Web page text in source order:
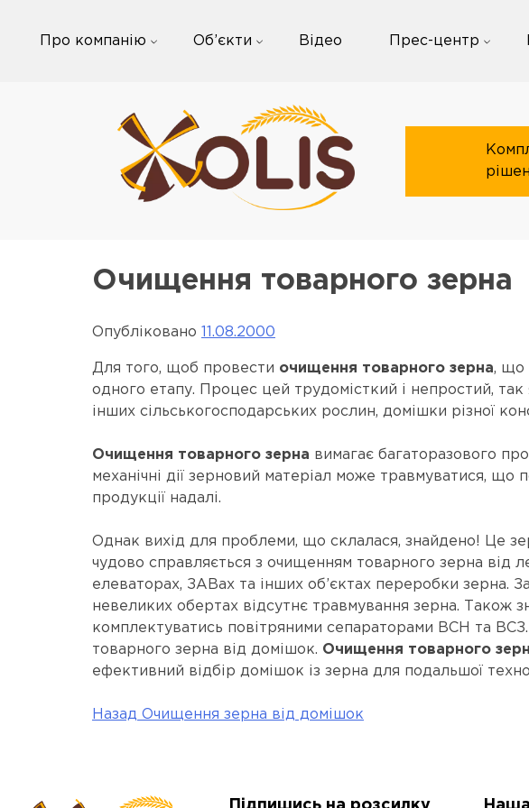
Про компанію Об’єкти Відео Прес-центр
Очищення товарного зерна
Опубліковано 11.08.2000
Для того, щоб провести очищення товарного зерна, що
одного етапу. Процес цей трудомісткий і непростий, так
інших сільськогосподарських рослин, домішки різної
Очищення товарного зерна вимагає багаторазового
механічні дії зерновий матеріал може травмуватися, що
продукції надалі.
Однак вихід для проблеми, що склалася, знайдено! Це
чудово справляється з очищенням товарного зерна від
елеваторах, ЗАВах та інших об’єктах переробки зерна.
невеликих обертах відсутнє травмування зерна.
комплектуватись повітряними сепараторами ВСН та
товарного зерна від домішок. Очищення товарного
ефективний відбір домішок із зерна для подальшої
Post
Назад Очищення зерна від домішок